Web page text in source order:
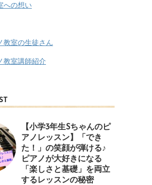
への想い
教室の生徒さん
教室講師紹介
【小学3年生Sちゃんのピ
アノレッスン】「でき
た！」の笑顔が弾ける♪
ピアノが大好きになる
「楽しさと基礎」を両立
するレッスンの秘密